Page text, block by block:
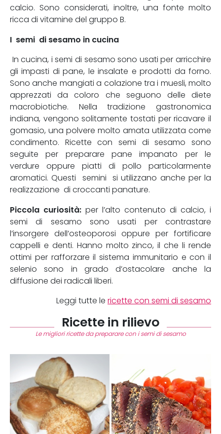
calcio. Sono considerati, inoltre, una fonte molto
ricca di vitamine del gruppo B.
I semi di sesamo in cucina
In cucina, i semi di sesamo sono usati per arricchire
gli impasti di pane, le insalate e prodotti da forno.
Sono anche mangiati a colazione tra i muesli, molto
apprezzati da coloro che seguono delle diete
macrobiotiche. Nella tradizione gastronomica
indiana, vengono solitamente tostati per ricavare il
gomasio, una polvere molto amata utilizzata come
condimento. Ricette con semi di sesamo sono
seguite per preparare pane impanato per le
verdure oppure piatti di pollo particolarmente
aromatici. Questi semini si utilizzano anche per la
realizzazione di croccanti panature.
Piccola curiosità: per l’alto contenuto di calcio, i
semi di sesamo sono usati per contrastare
l’insorgere dell’osteoporosi oppure per fortificare
cappelli e denti. Hanno molto zinco, il che li rende
ottimi per rafforzare il sistema immunitario e con il
selenio sono in grado d’ostacolare anche la
diffusione dei radicali liberi.
Leggi tutte le ricette con semi di sesamo
Ricette in rilievo
Le migliori ricette da preparare con i semi di sesamo